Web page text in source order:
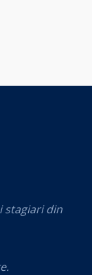
stagiari din